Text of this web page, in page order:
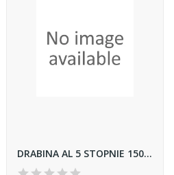
DRABINA AL 5 STOPNIE 150 KG DOMOWA